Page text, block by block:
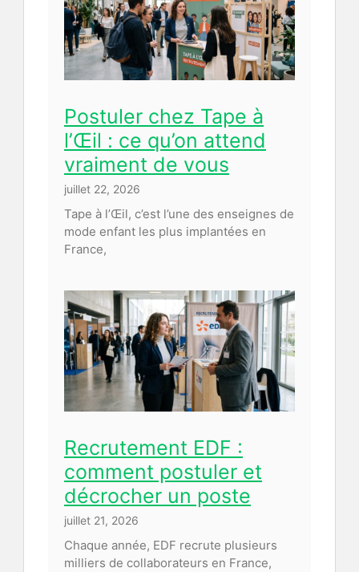
Postuler chez Tape à
l’Œil : ce qu’on attend
vraiment de vous
juillet 22, 2026
Tape à l’Œil, c’est l’une des enseignes de
mode enfant les plus implantées en
France,
Recrutement EDF :
comment postuler et
décrocher un poste
juillet 21, 2026
Chaque année, EDF recrute plusieurs
milliers de collaborateurs en France,